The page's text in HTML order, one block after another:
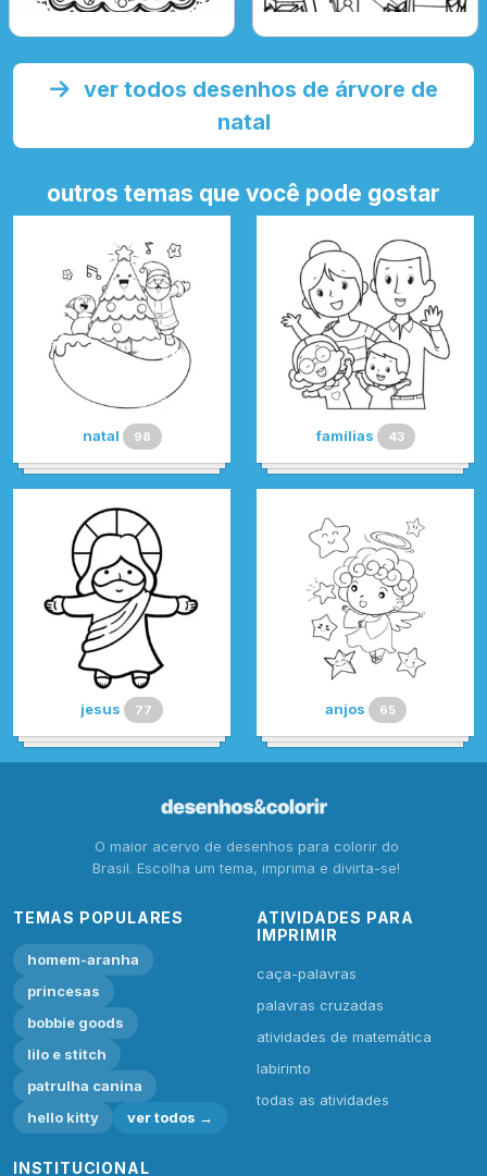
ver todos desenhos de árvore de
natal
outros temas que você pode gostar
natal 98 famílias 43
jesus 77 anjos 65
O maior acervo de desenhos para colorir do
Brasil. Escolha um tema, imprima e divirta-se!
TEMAS POPULARES
homem-aranha
princesas
bobbie goods
lilo e stitch
patrulha canina
hello kitty
ver todos →
ATIVIDADES PARA
IMPRIMIR
caça-palavras
palavras cruzadas
atividades de matemática
labirinto
todas as atividades
INSTITUCIONAL